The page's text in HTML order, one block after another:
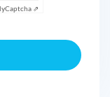
Captcha ⇗